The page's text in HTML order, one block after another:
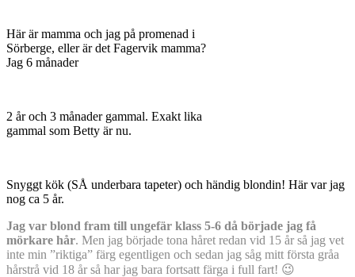
Här är mamma och jag på promenad i
Sörberge, eller är det Fagervik mamma?
Jag 6 månader
2 år och 3 månader gammal. Exakt lika
gammal som Betty är nu.
Snyggt kök (SÅ underbara tapeter) och händig blondin! Här var jag
nog ca 5 år.
Jag var blond fram till ungefär klass 5-6 då började jag få
mörkare hår. Men jag började tona håret redan vid 15 år så jag vet
inte min ”riktiga” färg egentligen och sedan jag såg mitt första gråa
hårstrå vid 18 år så har jag bara fortsatt färga i full fart! 😉